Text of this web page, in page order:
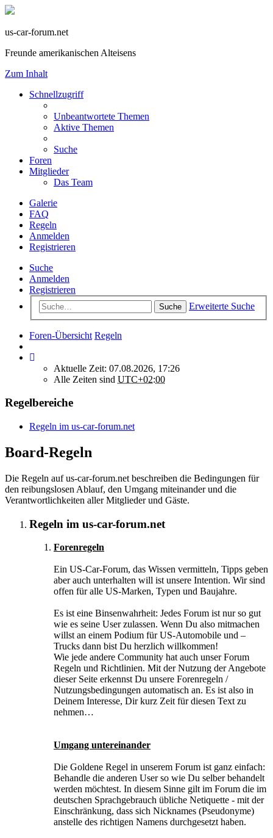
us-car-forum.net
Freunde amerikanischen Alteisens
Zum Inhalt
Schnellzugriff
Unbeantwortete Themen
Aktive Themen
Suche
Foren
Mitglieder
Das Team
Galerie
FAQ
Regeln
Anmelden
Registrieren
Suche
Anmelden
Registrieren
Suche Erweiterte Suche
Foren-Übersicht Regeln
Aktuelle Zeit: 07.08.2026, 17:26
Alle Zeiten sind UTC+02:00
Regelbereiche
Regeln im us-car-forum.net
Board-Regeln
Die Regeln auf us-car-forum.net beschreiben die Bedingungen für
den reibungslosen Ablauf, den Umgang miteinander und die
Verantwortlichkeiten aller Mitglieder und Gäste.
Regeln im us-car-forum.net
Forenregeln
Ein US-Car-Forum, das Wissen vermitteln, Tipps geben
aber auch unterhalten will ist unsere Intention. Wir sind
offen für alle US-Marken, Typen und Baujahre.
Es ist eine Binsenwahrheit: Jedes Forum ist nur so gut
wie es seine User zulassen. Wenn Du also mitmachen
willst an einem Podium für US-Automobile und –
Trucks dann bist Du herzlich willkommen!
Wie jede andere Community hat auch unser Forum
Regeln und Richtlinien. Mit der Nutzung der Angebote
dieser Seite erkennst Du unsere Forenregeln /
Nutzungsbedingungen automatisch an. Es ist also in
Deinem Interesse, Dir kurz Zeit für diesen Text zu
nehmen…
Umgang untereinander
Die Goldene Regel in unserem Forum ist ganz einfach:
Behandle die anderen User so wie Du selber behandelt
werden möchtest. In diesem Sinne gilt im Forum die im
deutschen Sprachgebrauch übliche Netiquette - mit der
Einschränkung, dass sich Nicknames (Pseudonyme)
anstelle des richtigen Namens durchgesetzt haben.